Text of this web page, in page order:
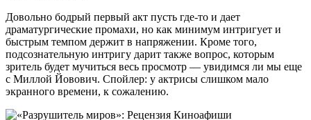
Довольно бодрый первый акт пусть где-то и дает
драматургические промахи, но как минимум интригует и
быстрым темпом держит в напряжении. Кроме того,
подсознательную интригу дарит также вопрос, которым
зритель будет мучиться весь просмотр — увидимся ли мы еще
с Миллой Йовович. Спойлер: у актрисы слишком мало
экранного времени, к сожалению.